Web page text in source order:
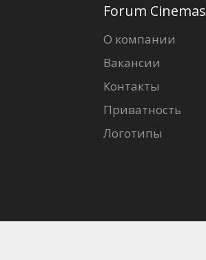
Forum Cinemas
О компании
Вакансии
Контакты
Приватность
Логотипы